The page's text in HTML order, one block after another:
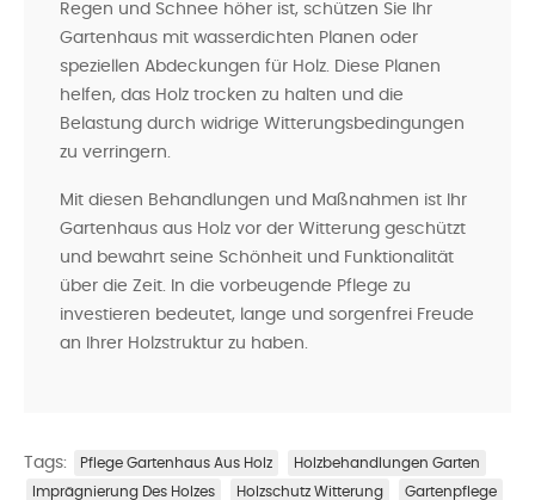
Regen und Schnee höher ist, schützen Sie Ihr
Gartenhaus mit wasserdichten Planen oder
speziellen Abdeckungen für Holz. Diese Planen
helfen, das Holz trocken zu halten und die
Belastung durch widrige Witterungsbedingungen
zu verringern.
Mit diesen Behandlungen und Maßnahmen ist Ihr
Gartenhaus aus Holz vor der Witterung geschützt
und bewahrt seine Schönheit und Funktionalität
über die Zeit. In die vorbeugende Pflege zu
investieren bedeutet, lange und sorgenfrei Freude
an Ihrer Holzstruktur zu haben.
Tags: Pflege Gartenhaus Aus Holz
Holzbehandlungen Garten
Imprägnierung Des Holzes
Holzschutz Witterung Gartenpflege